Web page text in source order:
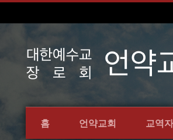
홈 언약교회 교역